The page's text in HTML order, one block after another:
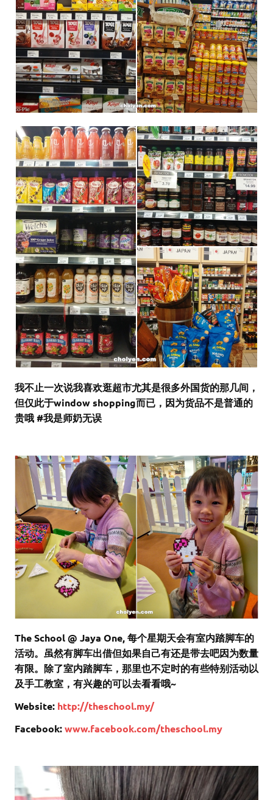
我不止一次说我喜欢逛超市尤其是很多外国货的那几间，
但仅此于window shopping而已，因为货品不是普通的
贵哦 #我是师奶无误
The School @ Jaya One, 每个星期天会有室内踏脚车的
活动。虽然有脚车出借但如果自己有还是带去吧因为数量
有限。除了室内踏脚车，那里也不定时的有些特别活动以
及手工教室，有兴趣的可以去看看哦~
Website: http://theschool.my/
Facebook:www.facebook.com/theschool.my